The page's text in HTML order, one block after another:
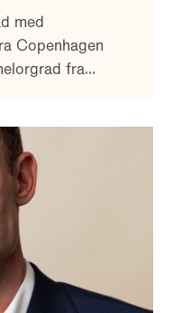
med
Copenhagen
fra